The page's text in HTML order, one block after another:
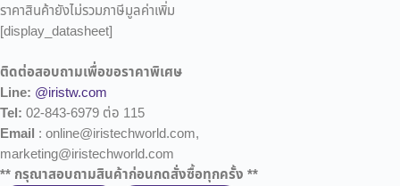
ราคาสินค้ายังไม่รวมภาษีมูลค่าเพิ่ม
[display_datasheet]
ติดต่อสอบถามเพื่อขอราคาพิเศษ
Line: @iristw.com
Tel: 02-843-6979 ต่อ 115
Email : online@iristechworld.com,
marketing@iristechworld.com
** กรุณาสอบถามสินค้าก่อนกดสั่งซื้อทุกครั้ง **